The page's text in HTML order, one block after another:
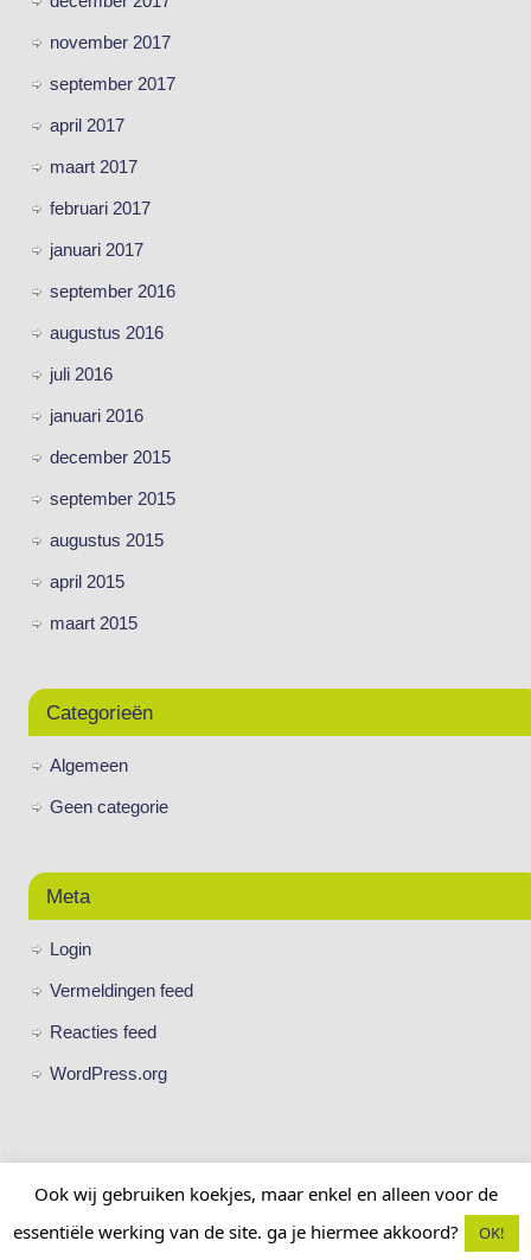
november 2017
september 2017
april 2017
maart 2017
februari 2017
januari 2017
september 2016
augustus 2016
juli 2016
januari 2016
december 2015
september 2015
augustus 2015
april 2015
maart 2015
Categorieën
Algemeen
Geen categorie
Meta
Login
Vermeldingen feed
Reacties feed
WordPress.org
BC Union Goor| Aangedreven doorMantra&WordPress.
Ook wij gebruiken koekjes, maar enkel en alleen voor de
essentiële werking van de site. ga je hiermee akkoord?
OK!